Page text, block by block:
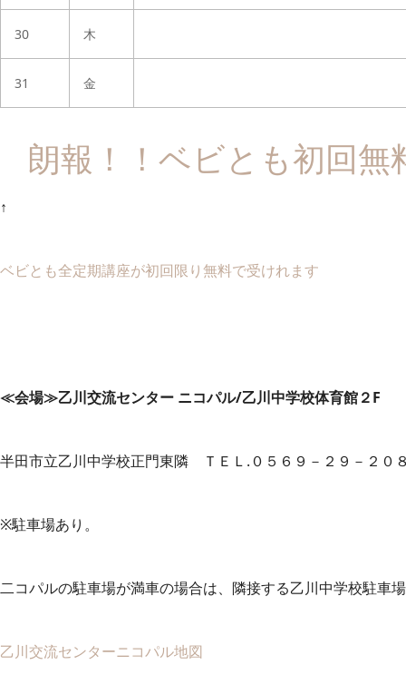
30 木
31 金
朗報！！ベビとも初回無
↑
ベビとも全定期講座が初回限り無料で受けれます
≪会場≫乙川交流センター ニコパル/乙川中学校体育館２F
半田市立乙川中学校正門東隣 ＴＥＬ.０５６９－２９－２０
※駐車場あり。
二コパルの駐車場が満車の場合は、隣接する乙川中学校駐車
乙川交流センターニコパル地図